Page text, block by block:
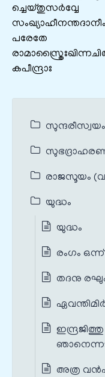
ച്ചെയ്തുസര്‍വ്വേ
പരേതേ
കപീന്ദ്രാഃ
രാജസൂയം
യുദ്ധം
യുദ്ധം
രംഗം
തദനു
ഇന്ദ്രജിത്തു
അത്ര